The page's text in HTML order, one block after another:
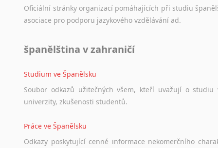
Oficiální stránky organizací pomáhajících při studiu
asociace pro podporu jazykového vzdělávání ad.
španělština v zahraničí
Studium ve Španělsku
Soubor odkazů užitečných všem, kteří uvažují o studiu
univerzity, zkušenosti studentů.
Práce ve Španělsku
Odkazy poskytující cenné informace nekomerčního